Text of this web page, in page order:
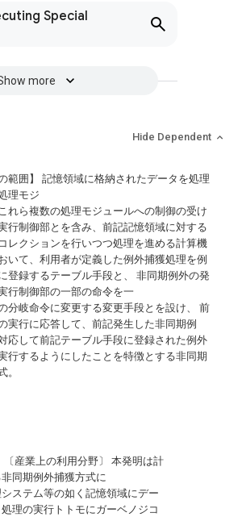
Special
more
〔産業上の利用分野〕 本発明は計
同期例外捕獲方式に
ステム等の如く記憶領域にデー
理の実行トトモにガーベノジコ
Hide Dependent
範囲】 記憶領域に格納されたデータを処理
理モジ
れら複数の処理モジュールへの制御の受け
行制御部とを含み、前記記憶領域に対する
レクションを行いつつ処理を進める計算機
いて、利用者が定義した例外捕獲処理を例
登録するテーブル手段と、 非同期例外の発
行制御部の一部の命令を一
分岐命令に変更する変更手段とを設け、 前
実行に応答して、前記発生した非同期例
応して前記テーブル手段に登録された例外
行するようにしたことを特徴とする非同期
。